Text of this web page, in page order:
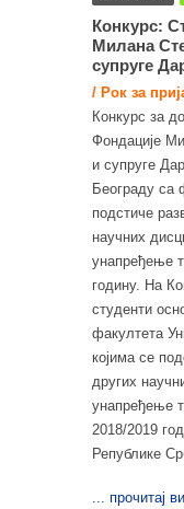
Конкурс:
Милана
супруге
/ Рок за
Конкурс за
Фондације
и супруге
Београду са
подстиче
научних
унапређење
годину. На
студенти
факултета
којима се
других
унапређење
2018/2019
Републике
... прочитај